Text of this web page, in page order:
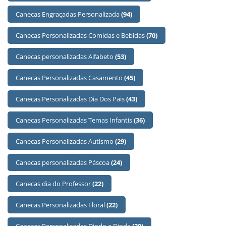
Canecas Engraçadas Personalizada(94)
Canecas Personalizadas Comidas e Bebidas(70)
Canecas personalizadas Alfabeto (53)
Canecas Personalizadas Casamento (45)
Canecas Personalizadas Dia Dos Pais(43)
Canecas Personalizadas Temas Infantis(36)
Canecas Personalizadas Autismo (29)
Canecas personalizadas Páscoa(24)
Canecas dia do Professor(22)
Canecas Personalizadas Floral(22)